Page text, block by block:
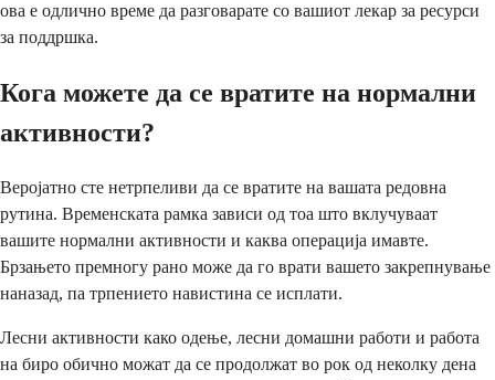
ова е одлично време да разговарате со вашиот лекар за ресурси
за поддршка.
Кога можете да се вратите на нормални
активности?
Веројатно сте нетрпеливи да се вратите на вашата редовна
рутина. Временската рамка зависи од тоа што вклучуваат
вашите нормални активности и каква операција имавте.
Брзањето премногу рано може да го врати вашето закрепнување
наназад, па трпението навистина се исплати.
Лесни активности како одење, лесни домашни работи и работа
на биро обично можат да се продолжат во рок од неколку дена